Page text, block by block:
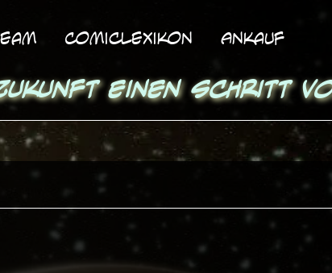
ComicLexikon Ankauf
einen Schritt